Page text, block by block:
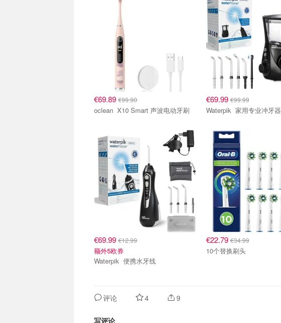
€69.89 €99.90
oclean X10 Smart 声波电动牙刷
€69.99€99.99
Waterpik 家用专业冲牙器
€69.99 €12.99
额外5欧券
Waterpik 便携水牙线
€22.79€34.99
10个替换刷头
评论 4 9
写评论